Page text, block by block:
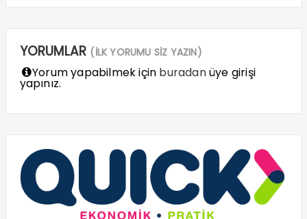
YORUMLAR (İLK YORUMU SİZ YAZIN)
Yorum yapabilmek için buradanüye girişi
yapınız.